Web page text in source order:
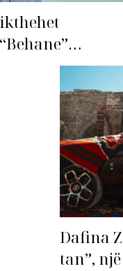
bëhet fiksimi i
Dafina
tan”,